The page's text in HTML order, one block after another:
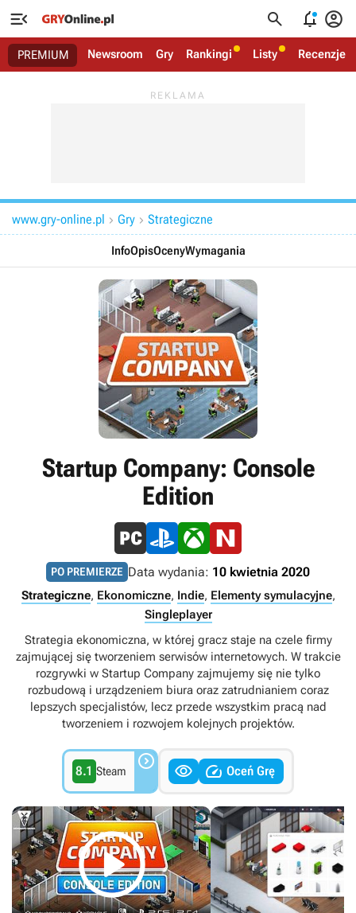
   
PREMIUM Newsroom Gry Rankingi Listy Recenzje
www.gry-online.pl  Gry  Strategiczne
InfoOpisOcenyWymagania
Startup Company: Console
Edition
PO PREMIERZE Data wydania: 10 kwietnia 2020
Strategiczne, Ekonomiczne, Indie, Elementy symulacyjne,
Singleplayer
Strategia ekonomiczna, w której gracz staje na czele firmy
zajmującej się tworzeniem serwisów internetowych. W trakcie
rozgrywki w Startup Company zajmujemy się nie tylko
rozbudową i urządzeniem biura oraz zatrudnianiem coraz
lepszych specjalistów, lecz przede wszystkim pracą nad
tworzeniem i rozwojem kolejnych projektów.
8.1 Steam    Oceń Grę
